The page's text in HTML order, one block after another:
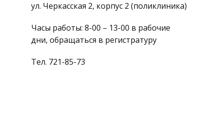
ул. Черкасская 2, корпус 2 (поликлиника)
Часы работы: 8-00 – 13-00 в рабочие
дни, обращаться в регистратуру
Тел. 721-85-73